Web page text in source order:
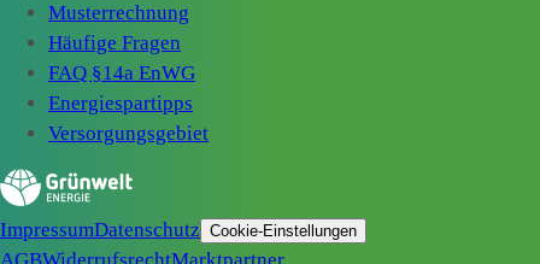
Musterrechnung
Häufige Fragen
FAQ §14a EnWG
Energiespartipps
Versorgungsgebiet
ImpressumDatenschutz Cookie-Einstellungen